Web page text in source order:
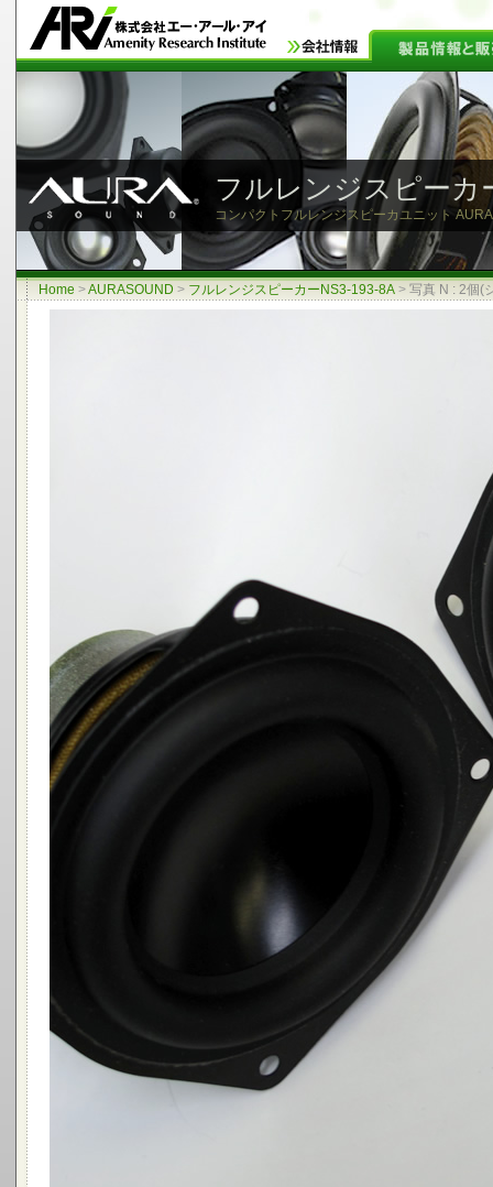
フルレンジスピーカ
コンパクトフルレンジスピーカユニット
Home >AURASOUND > フルレンジスピーカーNS3-193-8A > 写真 N : 2個(